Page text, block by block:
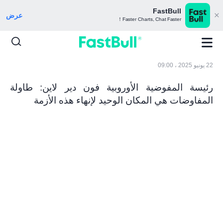
FastBull
Faster Charts, Chat Faster！ عرض
22 يونيو 2025 ، 09:00
رئيسة المفوضية الأوروبية فون دير لاين: طاولة
المفاوضات هي المكان الوحيد لإنهاء هذه الأزمة